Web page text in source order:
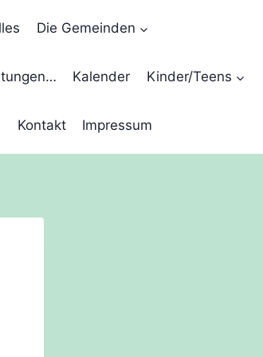
Die Gemeinden
Kalender Kinder/Teens
Kontakt Impressum